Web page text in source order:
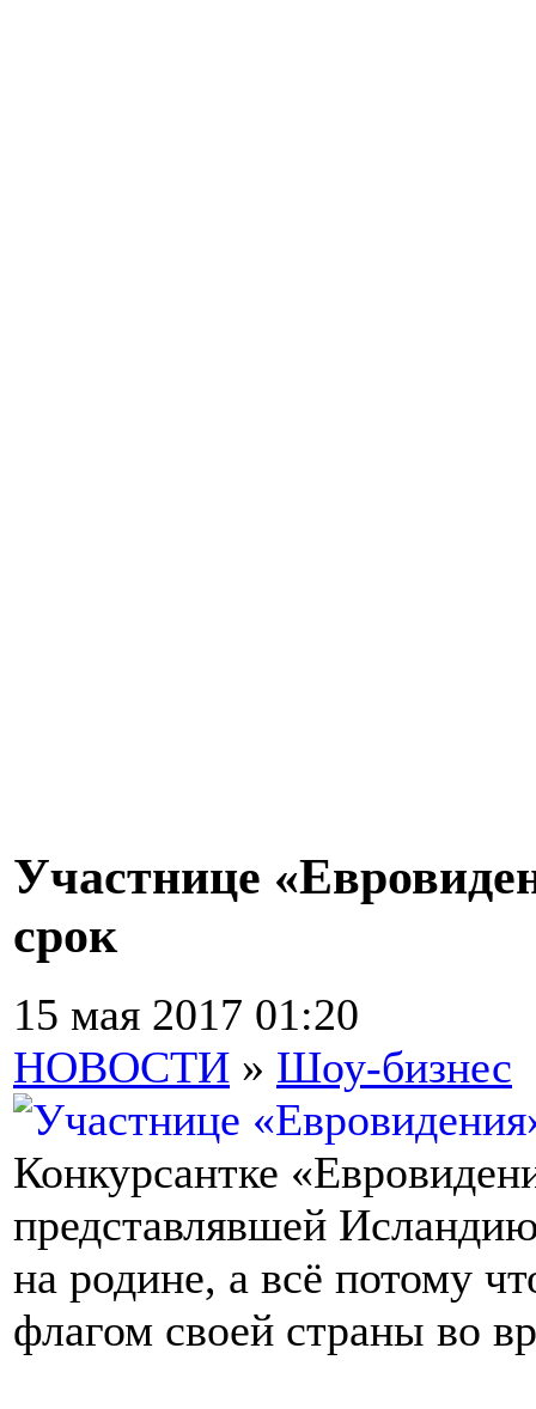
Участнице
срок
15 мая 2017 01:20
НОВОСТИ » Шоу-бизнес
Конкурсантке
представлявшей
на родине, а всё потому
флагом своей страны во